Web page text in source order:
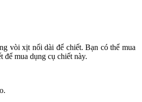
vòi xịt nối dài để chiết. Bạn có thể mua
để mua dụng cụ chiết này.